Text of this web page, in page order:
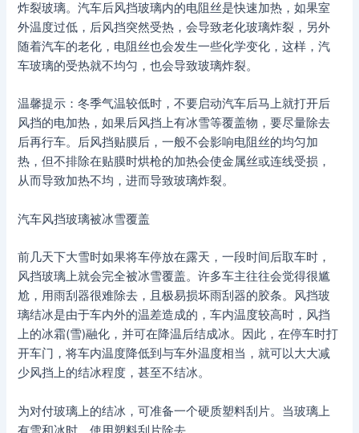
炸裂玻璃。汽车后风挡玻璃内的电阻丝是快速加热，如果室
外温度过低，后风挡突然受热，会导致老化玻璃炸裂，另外
随着汽车的老化，电阻丝也会发生一些化学变化，这样，汽
车玻璃的受热就不均匀，也会导致玻璃炸裂。
温馨提示：冬季气温较低时，不要启动汽车后马上就打开后
风挡的电加热，如果后风挡上有冰雪等覆盖物，要尽量除去
后再行车。后风挡贴膜后，一般不会影响电阻丝的均匀加
热，但不排除在贴膜时烘枪的加热会使金属丝或连线受损，
从而导致加热不均，进而导致玻璃炸裂。
汽车风挡玻璃被冰雪覆盖
前几天下大雪时如果将车停放在露天，一段时间后取车时，
风挡玻璃上就会完全被冰雪覆盖。许多车主往往会觉得很尴
尬，用雨刮器很难除去，且极易损坏雨刮器的胶条。风挡玻
璃结冰是由于车内外的温差造成的，车内温度较高时，风挡
上的冰霜(雪)融化，并可在降温后结成冰。因此，在停车时打
开车门，将车内温度降低到与车外温度相当，就可以大大减
少风挡上的结冰程度，甚至不结冰。
为对付玻璃上的结冰，可准备一个硬质塑料刮片。当玻璃上